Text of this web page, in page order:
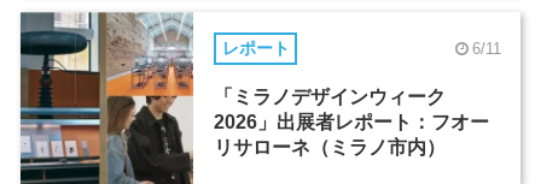
レポート 6/11
「ミラノデザインウィーク
2026」出展者レポート：フオー
リサローネ（ミラノ市内）